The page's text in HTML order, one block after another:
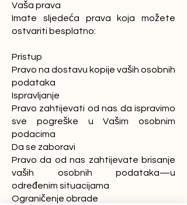
Vaša prava
Imate sljedeća prava koja možete
ostvariti besplatno:
Pristup
Pravo na dostavu kopije vaših osobnih
podataka
Ispravljanje
Pravo zahtijevati od nas da ispravimo
sve pogreške u Vašim osobnim
podacima
Da se zaboravi
Pravo da od nas zahtijevate brisanje
vaših osobnih podataka—u
određenim situacijama
Ograničenje obrade